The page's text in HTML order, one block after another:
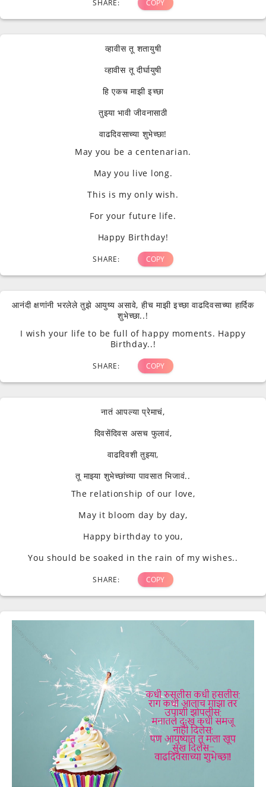
SHARE: COPY
व्हावीस तू शतायुषी
व्हावीस तू दीर्घायुषी
हि एकच माझी इच्छा
तुझ्या भावी जीवनासाठी
वाढदिवसाच्या शुभेच्छा!
May you be a centenarian.
May you live long.
This is my only wish.
For your future life.
Happy Birthday!
SHARE: COPY
आनंदी क्षणांनी भरलेले तुझे आयुष्य असावे, हीच माझी इच्छा वाढदिवसाच्या हार्दिक
शुभेच्छा..!
I wish your life to be full of happy moments. Happy
Birthday..!
SHARE: COPY
नातं आपल्या प्रेमाचं,
दिवसेंदिवस असच फुलावं,
वाढदिवशी तुझ्या,
तू माझ्या शुभेच्छांच्या पावसात भिजावं..
The relationship of our love,
May it bloom day by day,
Happy birthday to you,
You should be soaked in the rain of my wishes..
SHARE: COPY